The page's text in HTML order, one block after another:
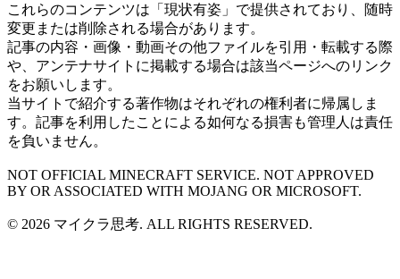
これらのコンテンツは「現状有姿」で提供されており、随時
変更または削除される場合があります。
記事の内容・画像・動画その他ファイルを引用・転載する際
や、アンテナサイトに掲載する場合は該当ページへのリンク
をお願いします。
当サイトで紹介する著作物はそれぞれの権利者に帰属しま
す。記事を利用したことによる如何なる損害も管理人は責任
を負いません。
NOT OFFICIAL MINECRAFT SERVICE. NOT APPROVED
BY OR ASSOCIATED WITH MOJANG OR MICROSOFT.
© 2026 マイクラ思考. ALL RIGHTS RESERVED.